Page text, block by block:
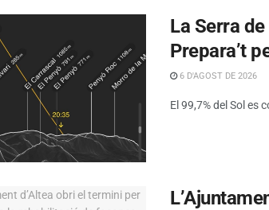
La Serra
Prepara’t
6 D'AGOST DE 2026
El 99,7% del Sol es